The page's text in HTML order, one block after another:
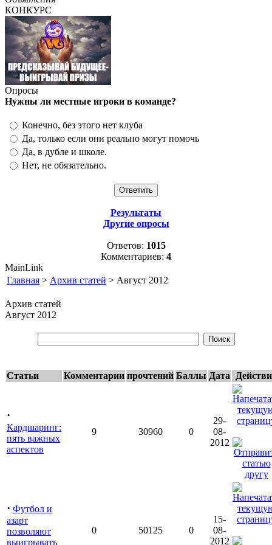
КОНКУРС
Опросы
Нужны ли местные игроки в команде?
Конечно, без этого нет клуба
Да, только если они реально могут помочь
Да, в дубле и школе.
Нет, не обязательно.
Результаты
Другие опросы
Ответов: 1015
Комментариев: 4
MainLink
Главная > Архив статей > Август 2012
Архив статей
Август 2012
Статьи Комментарии прочтений Баллы Дата
·
Кардшаринг:
пять важных
аспектов
9 30960 0
29-
08-
2012
· Футбол и
азарт
позволяют
выигрывать
0 50125 0
15-
08-
2012